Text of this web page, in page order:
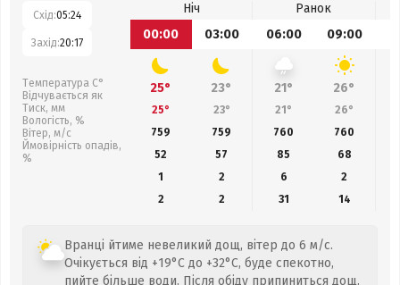
Схід:05:24
Захід:20:17
Температура С°
Відчувається як
Тиск, мм
Вологість, %
Вітер, м/с
Ймовірність опадів,
%
Ніч
Ранок
00:00
03:00 06:00 09:00
25° 23° 21° 26°
25° 23° 21° 26°
759
759 760 760
52
57 85 68
1
2 6
2
2
2 31 14
Вранці йтиме невеликий дощ, вітер до 6 м/с.
Очікується від +19°C до +32°C, буде спекотно,
пийте більше води. Після обіду припиниться дощ.